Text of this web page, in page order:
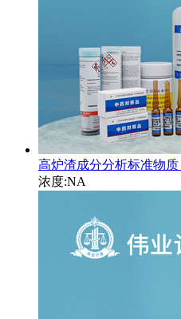
高炉渣成分分析标准物质
浓度:NA